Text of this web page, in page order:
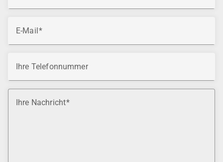
E-Mail
Ihre Telefonnummer
Ihre Nachricht